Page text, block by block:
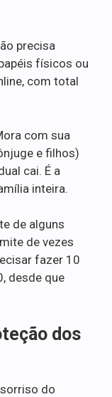
precisa
físicos ou
com total
com sua
e filhos)
cai. É a
inteira.
de alguns
de vezes
fazer 10
desde que
dos
do